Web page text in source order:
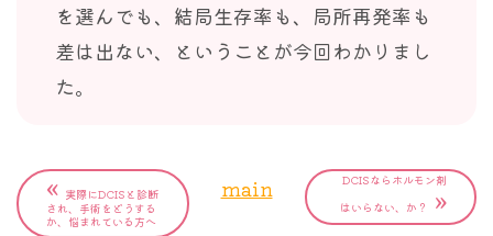
を選んでも、結局生存率も、局所再発率も
差は出ない、ということが今回わかりまし
た。
« 実際にDCISと診断
され、手術をどうする
か、悩まれている方へ
main
DCISならホルモン剤
はいらない、か？
»